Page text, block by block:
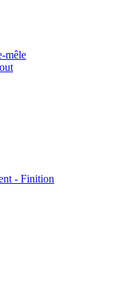
mêle
- Finition